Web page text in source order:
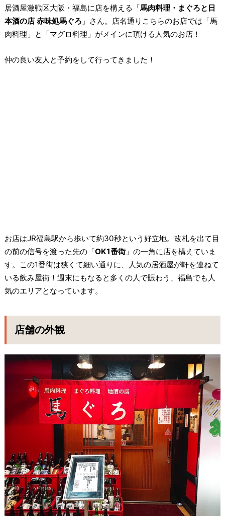
居酒屋激戦区大阪・福島に店を構える「馬肉料理・まぐろと日
本酒の店 赤味処馬ぐろ 」さん。店名通りこちらのお店では「馬
肉料理」と「マグロ料理」がメインに頂ける人気のお店！
仲の良い友人と予約をして行ってきました！
お店はJR福島駅から歩いて約30秒という好立地。改札を出て目
の前の信号を渡った先の「OK1番街」の一角に店を構えていま
す。この1番街は狭くて細い通りに、人気の居酒屋が軒を連ねて
いる飲み屋街！週末にもなると多くの人で賑わう、福島でも人
気のエリアとなっています。
店舗の外観